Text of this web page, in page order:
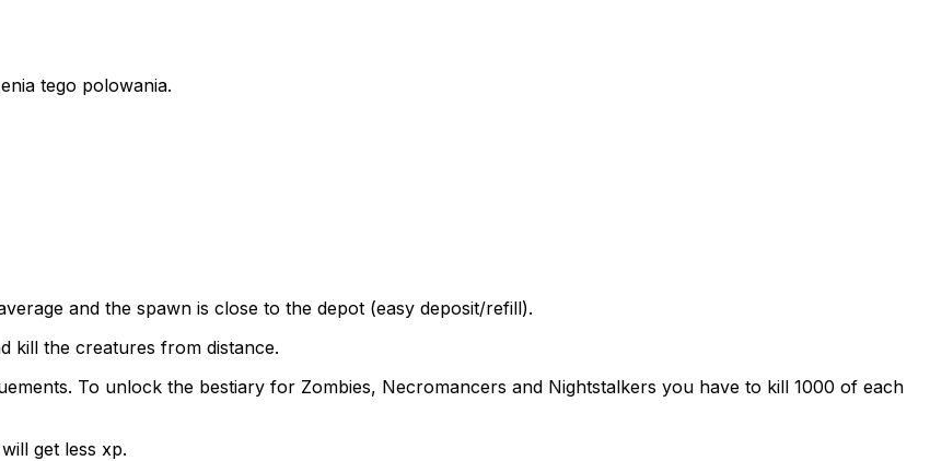
tego polowania.
and the spawn is close to the depot (easy deposit/refill).
kill the creatures from distance.
To unlock the bestiary for Zombies, Necromancers and Nightstalkers you have to kill 1000 of each
get less xp.